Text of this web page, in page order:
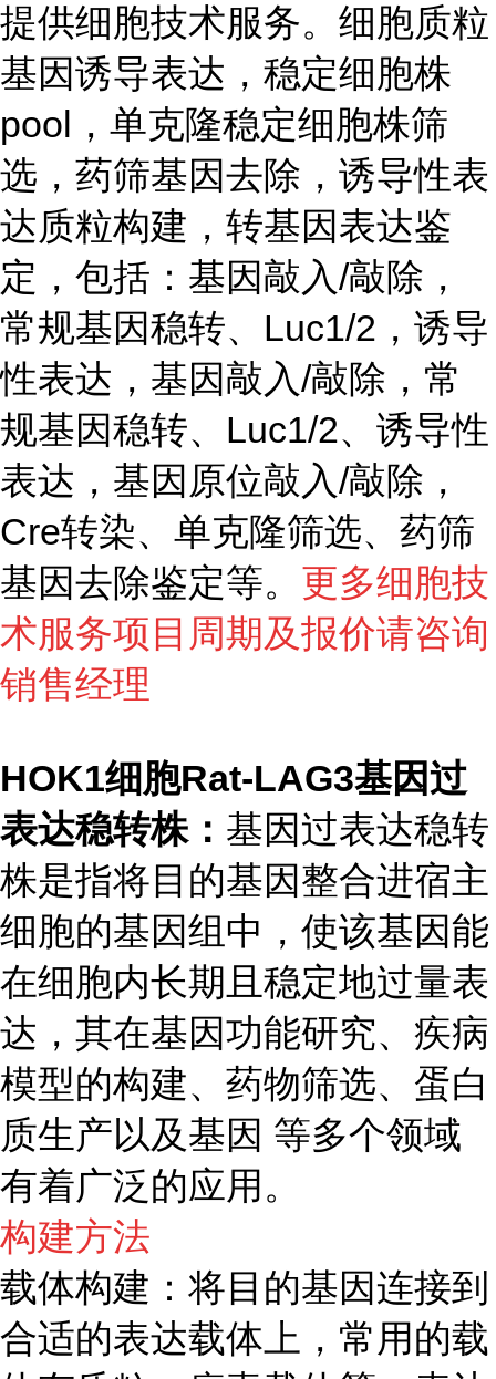
提供细胞技术服务。细胞质粒
基因诱导表达，稳定细胞株
pool，单克隆稳定细胞株筛
选，药筛基因去除，诱导性表
达质粒构建，转基因表达鉴
定，包括：基因敲入/敲除，
常规基因稳转、Luc1/2，诱导
性表达，基因敲入/敲除，常
规基因稳转、Luc1/2、诱导性
表达，基因原位敲入/敲除，
Cre转染、单克隆筛选、药筛
基因去除鉴定等。 更多细胞技
术服务项目周期及报价请咨询
销售经理
HOK1细胞Rat-LAG3基因过
表达稳转株： 基因过表达稳转
株是指将目的基因整合进宿主
细胞的基因组中，使该基因能
在细胞内长期且稳定地过量表
达，其在基因功能研究、疾病
模型的构建、药物筛选、蛋白
质生产以及基因 等多个领域
有着广泛的应用。
构建方法
载体构建：将目的基因连接到
合适的表达载体上，常用的载